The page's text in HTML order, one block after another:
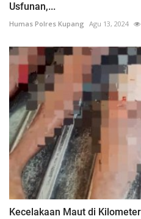
Usfunan,...
Humas Polres Kupang Agu 13, 2024
Kecelakaan Maut di